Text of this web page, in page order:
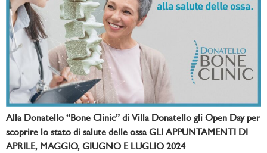
Alla Donatello “Bone Clinic” di Villa Donatello gli Open Day per
scoprire lo stato di salute delle ossa GLI APPUNTAMENTI DI
APRILE, MAGGIO, GIUGNO E LUGLIO 2024